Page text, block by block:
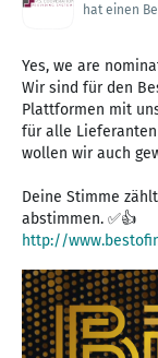
hat einen
Yes, we are
Wir sind für den
Plattformen mit
für alle
wollen wir auch
Deine Stimme
http://